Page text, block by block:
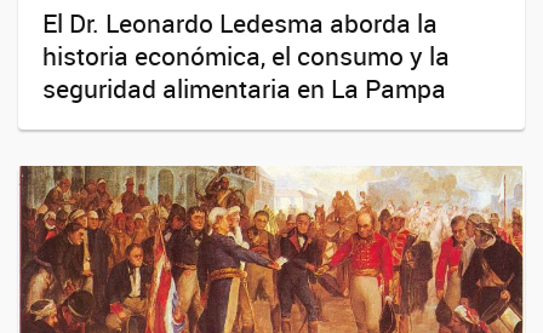
El Dr. Leonardo Ledesma aborda la
historia económica, el consumo y la
seguridad alimentaria en La Pampa